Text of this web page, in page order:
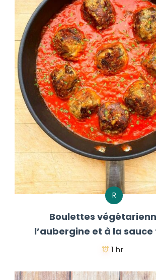
R
Boulettes
l’aubergine et à la
1 hr